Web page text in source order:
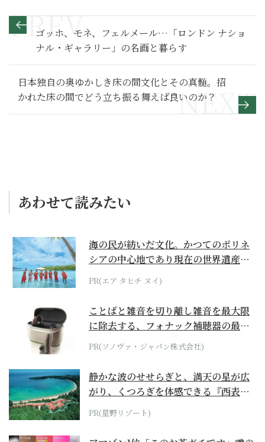
ゴッホ、モネ、フェルメール…「ロンドン ナショ
ナル・ギャラリー」の名画と暮らす
日本独自の奥ゆかしき床の間文化とその真髄。招
かれた床の間でどう立ち振る舞えば良いのか？
あわせて読みたい
海の民が紡いだ文化。かつてのポリネ
シアの中心地であり現在の世界遺産か
らみえてくる...
PR(エア タヒチ ヌイ)
ことばと雑音を切り離し雑音を最大限
に除去する、フォナック補聴器の最上
位モデル
PR(ソノヴァ・ジャパン株式会社)
静かな波のせせらぎと、満天の星が広
がり、くつろぎを体感できる『西表島
ホテル by...
PR(星野リゾート)